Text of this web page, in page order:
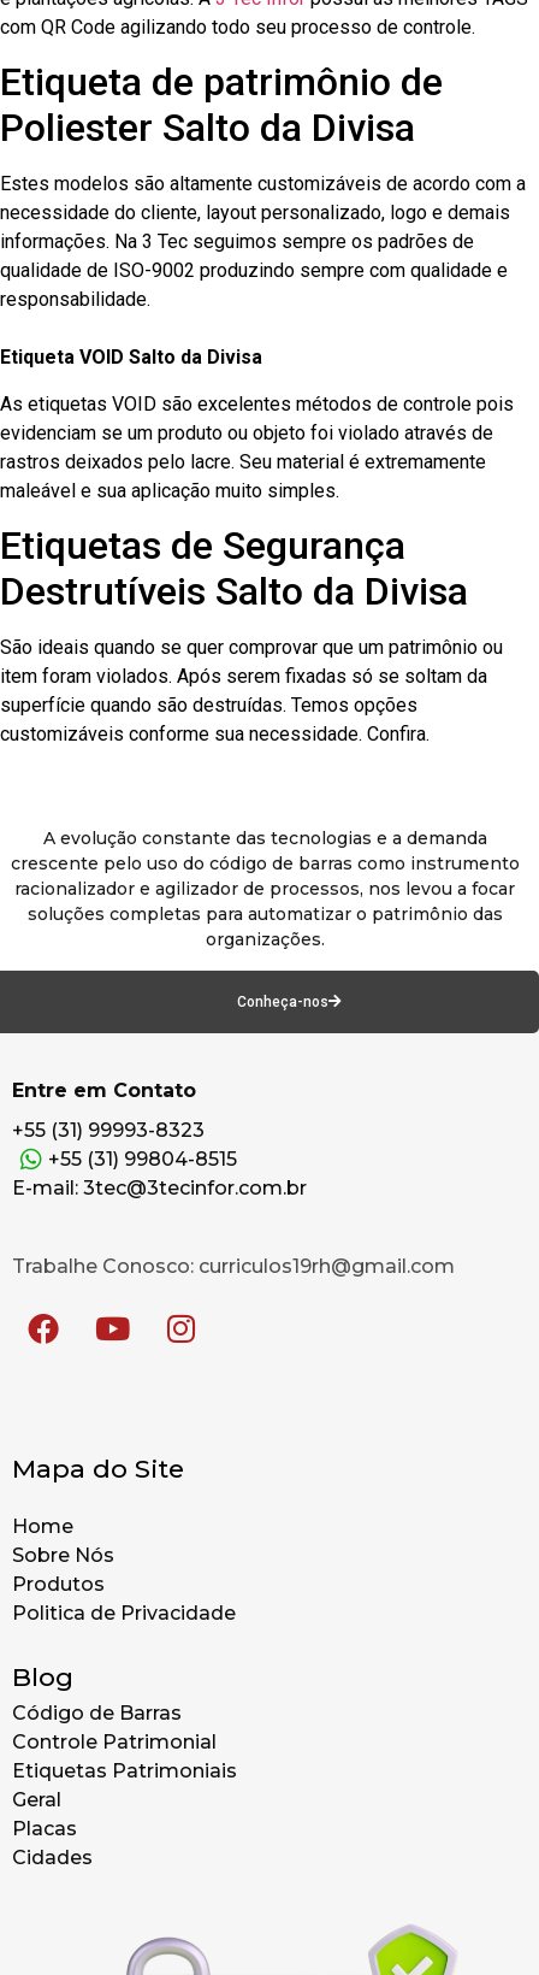
com QR Code agilizando todo seu processo de controle.
Etiqueta de patrimônio de
Poliester Salto da Divisa
Estes modelos são altamente customizáveis de acordo com a
necessidade do cliente, layout personalizado, logo e demais
informações. Na 3 Tec seguimos sempre os padrões de
qualidade de ISO-9002 produzindo sempre com qualidade e
responsabilidade.
Etiqueta VOID Salto da Divisa
As etiquetas VOID são excelentes métodos de controle pois
evidenciam se um produto ou objeto foi violado através de
rastros deixados pelo lacre. Seu material é extremamente
maleável e sua aplicação muito simples.
Etiquetas de Segurança
Destrutíveis Salto da Divisa
São ideais quando se quer comprovar que um patrimônio ou
item foram violados. Após serem fixadas só se soltam da
superfície quando são destruídas. Temos opções
customizáveis conforme sua necessidade. Confira.
A evolução constante das tecnologias e a demanda
crescente pelo uso do código de barras como instrumento
racionalizador e agilizador de processos, nos levou a focar
soluções completas para automatizar o patrimônio das
organizações.
Conheça-nos
Entre em Contato
+55 (31) 99993-8323
+55 (31) 99804-8515
E-mail: 3tec@3tecinfor.com.br
Trabalhe Conosco: curriculos19rh@gmail.com
Mapa do Site
Home
Sobre Nós
Produtos
Politica de Privacidade
Blog
Código de Barras
Controle Patrimonial
Etiquetas Patrimoniais
Geral
Placas
Cidades